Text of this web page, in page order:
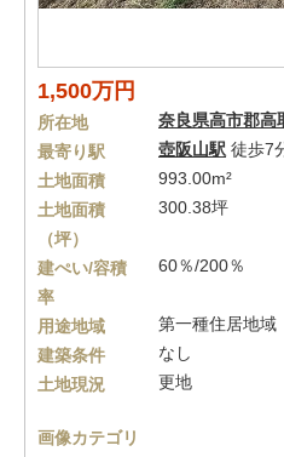
1,500万円
所在地 奈良県高市郡高
最寄り駅
壺阪山駅 徒歩7
土地面積
993.00m²
土地面積
（坪）
300.38坪
建ぺい/容積
率
60％/200％
用途地域
第一種住居地域
建築条件
なし
土地現況
更地
画像カテゴリ